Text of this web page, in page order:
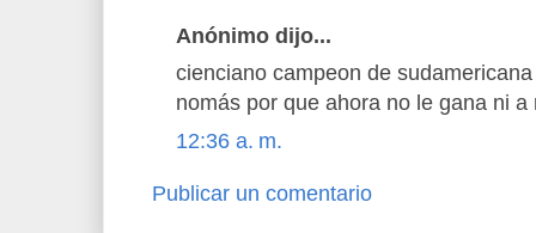
Anónimo dijo...
cienciano campeon de
nomás por que ahora no le gana ni a
12:36 a. m.
Publicar un comentario